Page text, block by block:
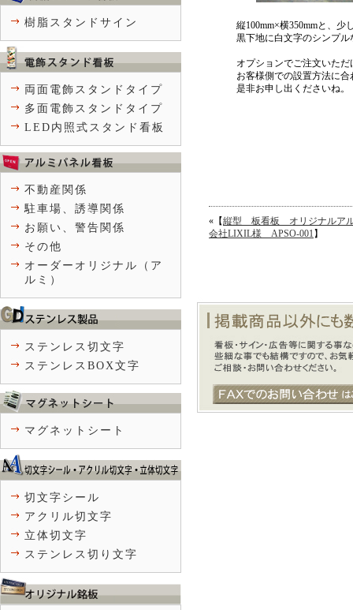
縦100mm×横350mmと、
黒下地に白文字のシンプ
オプションでご注文いた
お客様側での設置方法に
是非お申し出くださいね。
«【縦型 板看板 オリジナルア
会社LIXIL様 APSO-001 】
樹脂スタンドサイン
両面電飾スタンドタイプ
多面電飾スタンドタイプ
LED内照式スタンド看板
不動産関係
駐車場、誘導関係
お願い、警告関係
その他
オーダーオリジナル（ア
ルミ）
ステンレス切文字
ステンレスBOX文字
マグネットシート
切文字シール
アクリル切文字
立体切文字
ステンレス切り文字